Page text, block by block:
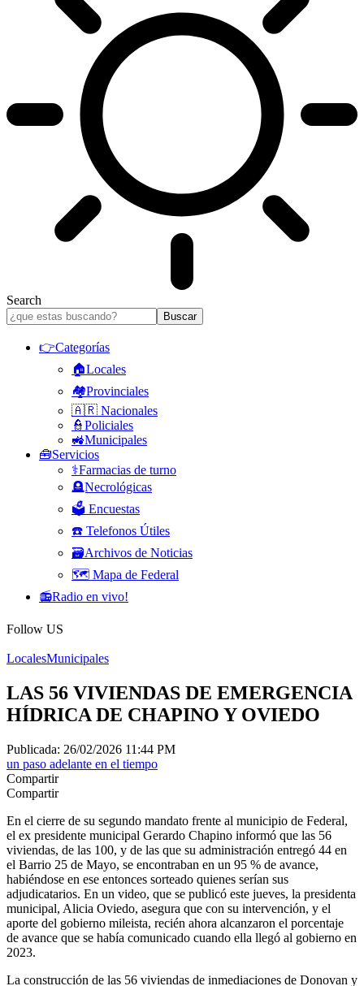
Search
👉Categorías
🏠Locales
🏘️Provinciales
🇦🇷 Nacionales
👮Policiales
🚜Municipales
🧰Servicios
⚕️Farmacias de turno
🪦Necrológicas
🗳️ Encuestas
☎️ Telefonos Útiles
🗃️Archivos de Noticias
🗺️ Mapa de Federal
📻Radio en vivo!
Follow US
LocalesMunicipales
LAS 56 VIVIENDAS DE EMERGENCIA
HÍDRICA DE CHAPINO Y OVIEDO
Publicada: 26/02/2026 11:44 PM
un paso adelante en el tiempo
Compartir
Compartir
En el cierre de su segundo mandato frente al municipio de Federal,
el ex presidente municipal Gerardo Chapino informó que las 56
viviendas, de las 100, y de las que su administración entregó 44 en
el Barrio 25 de Mayo, se encontraban en un 95 % de avance,
habiéndose en ese entonces sorteado quienes serían sus
adjudicatarios. En un video, que se publicó este jueves, la presidenta
municipal, Alicia Oviedo, asegura que con su intervención, y el
aporte del gobierno mileista, recién ahora alcanzaron el porcentaje
de avance que se había comunicado cuando ella llegó al gobierno en
2023.
La construcción de las 56 viviendas de inmediaciones de Donovan y